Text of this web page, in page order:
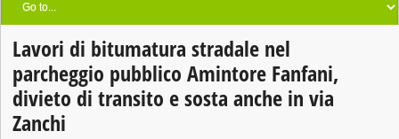
Lavori di bitumatura stradale nel
parcheggio pubblico Amintore Fanfani,
divieto di transito e sosta anche in via
Zanchi